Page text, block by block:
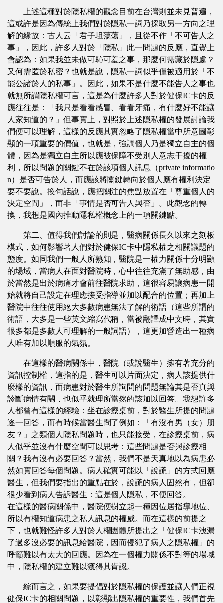
上述這種對於隱私權的觀念目前在台灣則並未見普遍，
這或許是因為傳統上我們對於隱私一詞乃採取另一方向之理
解的緣故：古人云「君子坦蕩蕩」，且從不作「不可告人之
事」，因此，許多人對於「隱私」此一問題的反應，直覺上
會認為：如果我並未做可恥可羞之事，那麼何需藏於隱處？
又何需匿於私密？也就是說，隱私一詞似乎僅被適用於「不
能公諸於人的私事」。因此，如果不是什麼不能告人之事也
就無所謂隱私權可言，這是為什麼許多人對於健保IC卡的反
應往往是：「我只是看看感冒、看看牙痛，有什麼好不能讓
人家知道的？」但事實上，對照於上述隱私權的發展討論我
們便可以理解，這樣的反應其實忽略了隱私權當中所意圖彰
顯的一項重要的價值，也就是，強調個人乃是獨立自主的個
體，因為是獨立自主所以應被保障不受別人意志干擾的權
利，所以問題的關鍵不在於該項個人訊息（private informatio
n）是否可告於人，而應該將關鍵轉向於個人應有權利決定
要不要說。換句話說，應把關注的焦點放置在「尊重個人的
決定空間」，而非「事情是否可告人與否」。此觀念的轉
換，我想是國內推動隱私權概念上的一項關鍵點。
第二、值得我們討論的則是，醫病關係長久以來之刻板
模式，如何影響著人們對於健保IC卡中隱私權之相關議題的
態度。如同我們一般人所熟知，醫院是一權力關係十分明顯
的場域，當病人在面對醫院時，心中往往充滿了無助感，由
於當然是出於病痛才會前往醫院求助，這很容易讓病患一開
始就將自己設定在理應接受指導並加以配合的位置；再加上
醫院中往往使用絕大多數病患無法了解的術語（這些所謂的
術語，大多是一些英文縮寫代稱，當被翻譯成中文時，其實
很多都是多數人可理解的一般詞語），這更加營造出一種病
人唯有加以順服的氣氛。
在這樣的醫病關係中，醫院（或說醫生）擁有著充分的
資訊控制權，這指的是，醫生可以片面決定，病人該提供什
麼樣的資訊，而病患對於醫生所詢問的問題無論其是否真與
診斷病情有關，也似乎就理所當然的該加以回答。我想許多
人都曾有這樣的經驗：坐在診療桌前，對於醫生所提的問題
逐一回答，而有時候當醫生問了例如：「有沒有男（女）朋
友？」之類個人隱私問題時，也只能接受，在診療桌前，病
人似乎並沒有什麼空間可以思考：這些問題是否與診療相
關？我有沒有必要回答？當然，我們不是天真地以為病患必
然如實回答每個問題。病人確實可能以「說謊」的方式回應
醫生，但我們要指出的重點在於，說謊的病人固然有，但卻
很少看到病人告訴醫生：這是個人隱私，不便回答。
在這樣的醫病關係中，醫院便樹立起一種因位居指導地位、
所以有權知道病患之私人訊息的權威。而在這樣的前提之
下，也就難怪許多人對於人權團體所提出之「健保IC卡洩漏
了過多沒必要的訊息給醫院，因而侵犯了病人之隱私權」的
呼籲難以有太大的回應。因為在一個權力關係不對等的場域
中，隱私權的建立難以獲得其肯認。
綜而言之，如果要提倡對於隱私權的保護並讓人們正視
健保IC卡的相關問題，以彰顯出隱私權的重要性，我們首先